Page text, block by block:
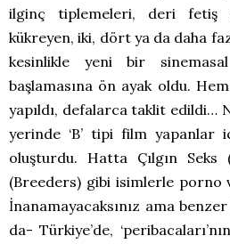
ilginç tiplemeleri, deri fetiş
kükreyen, iki, dört ya da daha
kesinlikle yeni bir
başlamasına ön ayak oldu.
yapıldı, defalarca taklit edildi…
yerinde ‘B’ tipi film yapanlar
oluşturdu. Hatta Çılgın Seks
(Breeders) gibi isimlerle porno
İnanamayacaksınız ama
da- Türkiye’de,